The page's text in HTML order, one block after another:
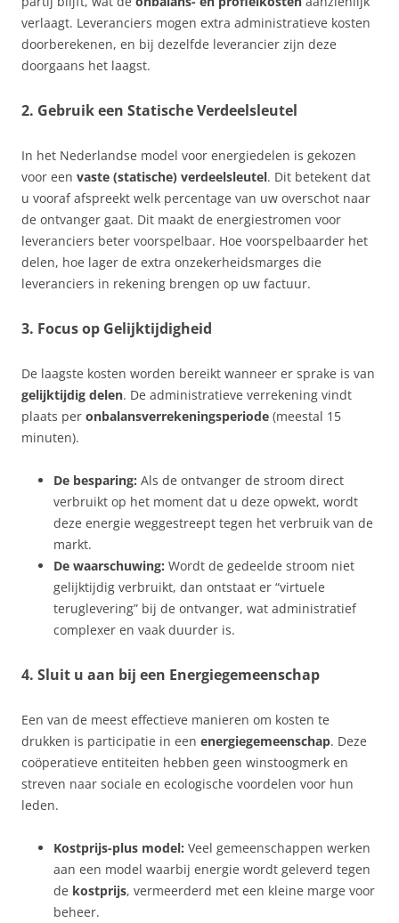
verlaagt. Leveranciers mogen extra administratieve kosten
doorberekenen, en bij dezelfde leverancier zijn deze
doorgaans het laagst.
2. Gebruik een Statische Verdeelsleutel
In het Nederlandse model voor energiedelen is gekozen
voor een vaste (statische) verdeelsleutel. Dit betekent dat
u vooraf afspreekt welk percentage van uw overschot naar
de ontvanger gaat. Dit maakt de energiestromen voor
leveranciers beter voorspelbaar. Hoe voorspelbaarder het
delen, hoe lager de extra onzekerheidsmarges die
leveranciers in rekening brengen op uw factuur.
3. Focus op Gelijktijdigheid
De laagste kosten worden bereikt wanneer er sprake is van
gelijktijdig delen. De administratieve verrekening vindt
plaats per onbalansverrekeningsperiode (meestal 15
minuten).
De besparing: Als de ontvanger de stroom direct
verbruikt op het moment dat u deze opwekt, wordt
deze energie weggestreept tegen het verbruik van de
markt.
De waarschuwing: Wordt de gedeelde stroom niet
gelijktijdig verbruikt, dan ontstaat er “virtuele
teruglevering” bij de ontvanger, wat administratief
complexer en vaak duurder is.
4. Sluit u aan bij een Energiegemeenschap
Een van de meest effectieve manieren om kosten te
drukken is participatie in een energiegemeenschap. Deze
coöperatieve entiteiten hebben geen winstoogmerk en
streven naar sociale en ecologische voordelen voor hun
leden.
Kostprijs-plus model: Veel gemeenschappen werken
aan een model waarbij energie wordt geleverd tegen
de kostprijs, vermeerderd met een kleine marge voor
beheer.